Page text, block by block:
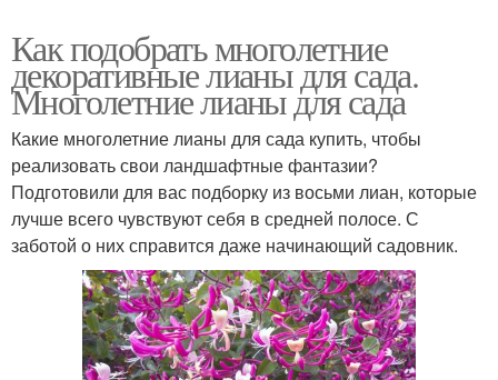
Как подобрать многолетние
декоративные лианы для сада.
Многолетние лианы для сада
Какие многолетние лианы для сада купить, чтобы
реализовать свои ландшафтные фантазии?
Подготовили для вас подборку из восьми лиан, которые
лучше всего чувствуют себя в средней полосе. С
заботой о них справится даже начинающий садовник.